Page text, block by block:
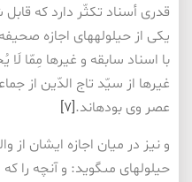
قدرى أسناد تكثّر دارد كه
يكى از حيلوله‏هاى اجازه
با اسناد سابقه و غيرها مِمّا
غيرها از سيّد تاج الدّين از
عصر وى بوده‏اند.[۷]
و نيز در ميان اجازه ايشان از
حيلوله‏اى مى‏گويد: و آنچه را